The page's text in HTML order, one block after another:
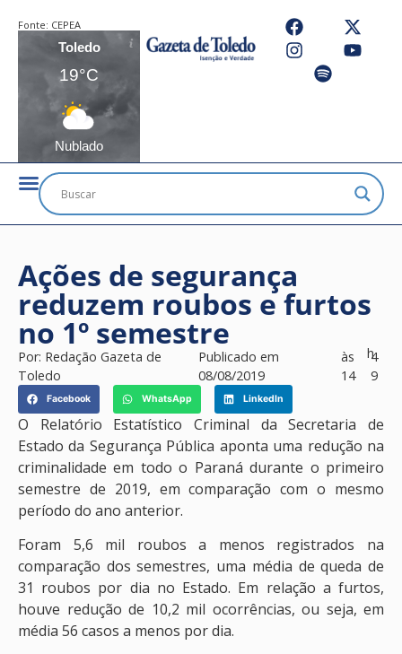
Fonte: CEPEA
Toledo
19°C
Nublado
Ações de segurança
reduzem roubos e furtos
no 1º semestre
Por: Redação Gazeta de
Toledo
Publicado em
08/08/2019
às
14
h4
9
Facebook WhatsApp LinkedIn
O Relatório Estatístico Criminal da Secretaria de
Estado da Segurança Pública aponta uma redução na
criminalidade em todo o Paraná durante o primeiro
semestre de 2019, em comparação com o mesmo
período do ano anterior.
Foram 5,6 mil roubos a menos registrados na
comparação dos semestres, uma média de queda de
31 roubos por dia no Estado. Em relação a furtos,
houve redução de 10,2 mil ocorrências, ou seja, em
média 56 casos a menos por dia.